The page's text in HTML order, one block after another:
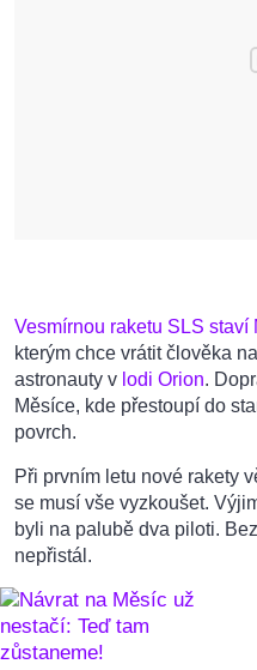
Vesmírnou raketu SLS staví
kterým chce vrátit člověka na
astronauty v lodi Orion.
Měsíce, kde přestoupí do
povrch.
Při prvním letu nové rakety
se musí vše vyzkoušet.
byli na palubě dva piloti.
nepřistál.